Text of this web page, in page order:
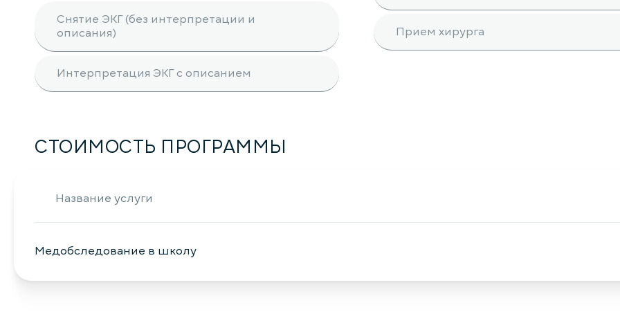
Снятие ЭКГ (без интерпретации и
описания)
Интерпретация ЭКГ с описанием
Прием хирурга
СТОИМОСТЬ ПРОГРАММЫ
Название услуги
Медобследование в школу